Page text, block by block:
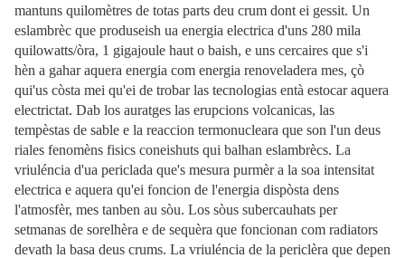
mantuns quilomètres de totas parts deu crum dont ei gessit. Un
eslambrèc que produseish ua energia electrica d'uns 280 mila
quilowatts/òra, 1 gigajoule haut o baish, e uns cercaires que s'i
hèn a gahar aquera energia com energia renoveladera mes, çò
qui'us còsta mei qu'ei de trobar las tecnologias entà estocar aquera
electrictat. Dab los auratges las erupcions volcanicas, las
tempèstas de sable e la reaccion termonucleara que son l'un deus
riales fenomèns fisics coneishuts qui balhan eslambrècs. La
vriuléncia d'ua periclada que's mesura purmèr a la soa intensitat
electrica e aquera qu'ei foncion de l'energia dispòsta dens
l'atmosfèr, mes tanben au sòu. Los sòus subercauhats per
setmanas de sorelhèra e de sequèra que foncionan com radiators
devath la basa deus crums. La vriuléncia de la periclèra que depen